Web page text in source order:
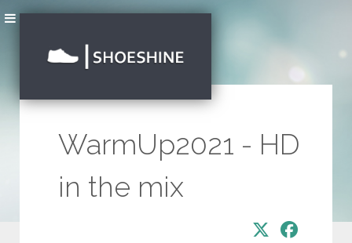
WarmUp2021 - HD
in the mix